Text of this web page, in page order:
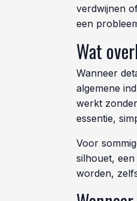
verdwijnen
een
Wat
Wanneer
algemene
werkt
essentie,
Voor
silhouet,
worden,